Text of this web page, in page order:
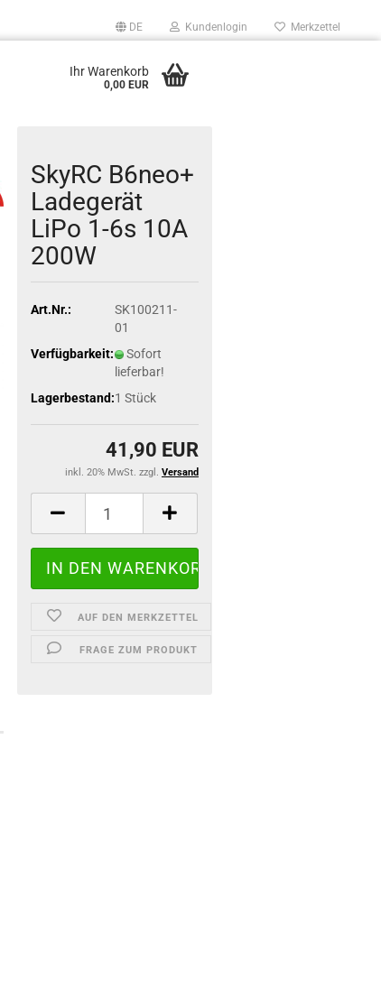
DE Kundenlogin Merkzettel
Ihr Warenkorb
0,00 EUR
SkyRC B6neo+
Ladegerät
LiPo 1-6s 10A
200W
Art.Nr.:
SK100211-
01
Verfügbarkeit:
Sofort
lieferbar!
Lagerbestand:1 Stück
41,90 EUR
inkl. 20% MwSt. zzgl. Versand
AUF DEN MERKZETTEL
FRAGE ZUM PRODUKT